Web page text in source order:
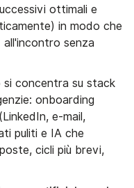
ottimali e
in modo che
all'incontro senza
concentra su stack
onboarding
e-mail,
puliti e IA che
cicli più brevi,